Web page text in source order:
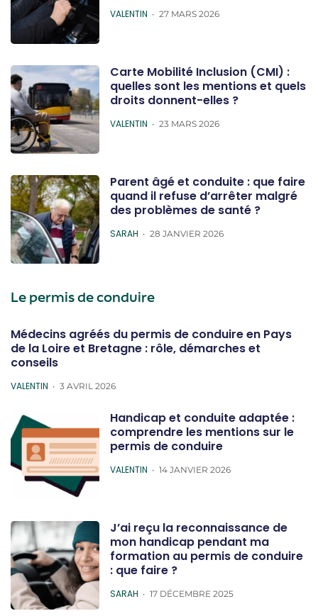
POSTED
VALENTIN 27 MARS 2026
Carte Mobilité Inclusion (CMI) :
quelles sont les mentions et quels
droits donnent-elles ?
POSTED
VALENTIN 23 MARS 2026
Parent âgé et conduite : que faire
quand il refuse d’arrêter malgré
des problèmes de santé ?
POSTED
SARAH 28 JANVIER 2026
Le permis de conduire
Médecins agréés du permis de conduire en Pays
de la Loire et Bretagne : rôle, démarches et
conseils
POSTED
VALENTIN 3 AVRIL 2026
Handicap et conduite adaptée :
comprendre les mentions sur le
permis de conduire
POSTED
VALENTIN 14 JANVIER 2026
J’ai reçu la reconnaissance de
mon handicap pendant ma
formation au permis de conduire
: que faire ?
POSTED
SARAH 17 DÉCEMBRE 2025